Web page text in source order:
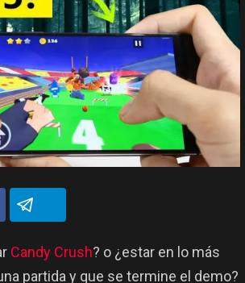
Candy Crush? o ¿estar en lo más
partida y que se termine el demo?